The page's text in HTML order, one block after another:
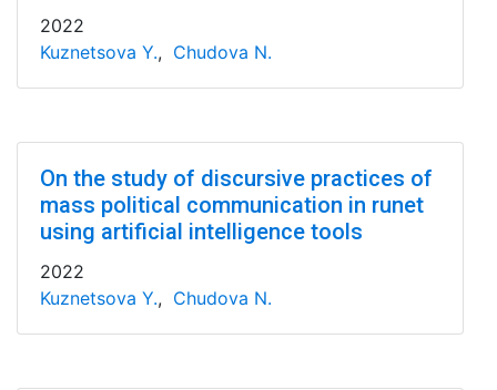
2022
Kuznetsova Y., Chudova N.
On the study of discursive practices of
mass political communication in runet
using artificial intelligence tools
2022
Kuznetsova Y., Chudova N.